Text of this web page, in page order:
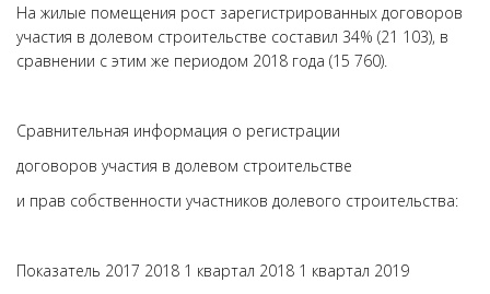
На жилые помещения рост зарегистрированных договоров
участия в долевом строительстве составил 34% (21 103), в
сравнении с этим же периодом 2018 года (15 760).
Сравнительная информация о регистрации
договоров участия в долевом строительстве
и прав собственности участников долевого строительства:
Показатель 2017 2018 1 квартал 2018 1 квартал 2019